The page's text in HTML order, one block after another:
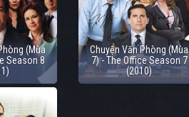
(Mùa
Season 8
Chuyện Văn Phòng (Mùa
7) - The Office Season 7
(2010)